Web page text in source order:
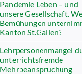
Pandemie Leben – und
unsere Gesellschaft.
Bemühungen
Kanton St.Gallen?
Lehrpersonenmangel
unterrichtsfremde
Mehrbeanspruchung